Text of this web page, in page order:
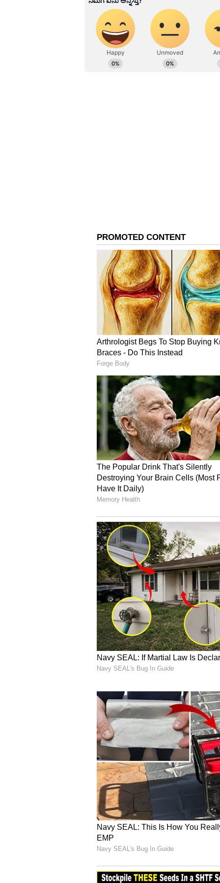
ಮಾಡಿದ್ಳು. ಆ ಕಂಬವನ್ನ ಬಾಲಕಿ ಮುಟ್ಟಿದ್ದೆ
ಆವರಣದಲ್ಲಿಯೇ ಸಾವನ್ನಪ್ಪಿದ್ದಳೆ ಬಾಲಕಿಯ
ಆಡಳಿತ ಮಂಡಳಿ ಹಾಗೂ ಮುಖ್ಯ ಶಿಕ್ಷಕರ
ಹೌದು... ಶಾಲಾ ಆವರಣದಲ್ಲಿ
ದಿನಬಳಕೆಯ ವಿದ್ಯುತ್ ಅನ್ನ ತಮ್ಮ ಮನೆಗೆ